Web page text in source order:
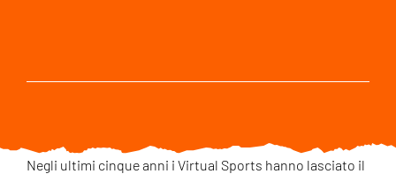
Negli ultimi cinque anni i Virtual Sports hanno lasciato il